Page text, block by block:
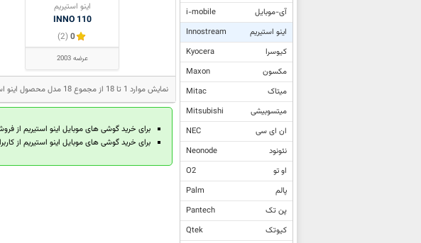
آی-موبایل
i-mobile
اینو استیریم
Innostream
کیوسرا
Kyocera
مکسون
Maxon
میتاک
Mitac
میتسوبیشی
Mitsubishi
ان ای سی
NEC
نئونود
Neonode
او تو
O2
پالم
Palm
پن تک
Pantech
کیوتک
Qtek
اینو استیریم
INNO 110
0
(2)
عرضه 2003
نمایش موارد 1 تا 18 از مجموع 18 مدل محصول اینو استیریم
برای خرید گوشی های موبایل اینو استیریم از
برای خرید گوشی های موبایل اینو استیریم از